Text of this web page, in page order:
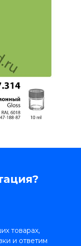
товарах,
и ответим